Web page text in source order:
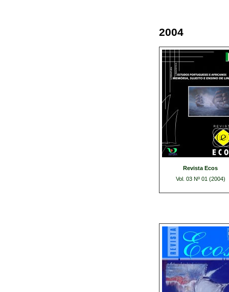
2004
Revista Ecos
Vol. 03 Nº 01 (2004)